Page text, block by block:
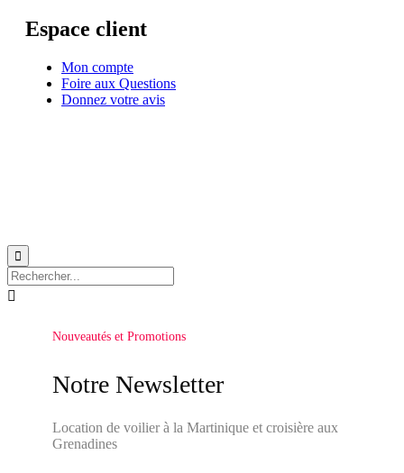
Espace client
Mon compte
Foire aux Questions
Donnez votre avis


Nouveautés et Promotions
Notre Newsletter
Location de voilier à la Martinique et croisière aux
Grenadines